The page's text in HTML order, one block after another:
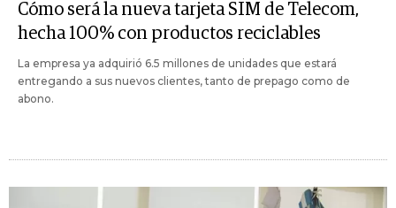
Cómo será la nueva tarjeta SIM de Telecom,
hecha 100% con productos reciclables
La empresa ya adquirió 6.5 millones de unidades que estará
entregando a sus nuevos clientes, tanto de prepago como de
abono.